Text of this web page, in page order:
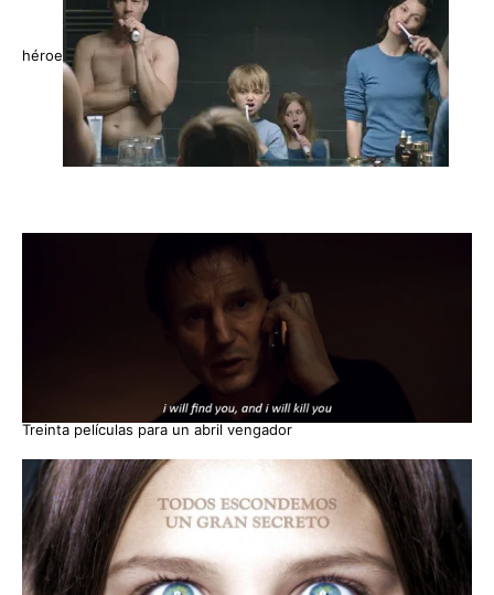
héroe
Treinta películas para un abril vengador